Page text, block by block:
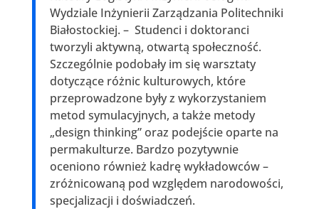
Wydziale Inżynierii Zarządzania Politechniki
Białostockiej. – Studenci i doktoranci
tworzyli aktywną, otwartą społeczność.
Szczególnie podobały im się warsztaty
dotyczące różnic kulturowych, które
przeprowadzone były z wykorzystaniem
metod symulacyjnych, a także metody
„design thinking” oraz podejście oparte na
permakulturze. Bardzo pozytywnie
oceniono również kadrę wykładowców –
zróżnicowaną pod względem narodowości,
specjalizacji i doświadczeń.